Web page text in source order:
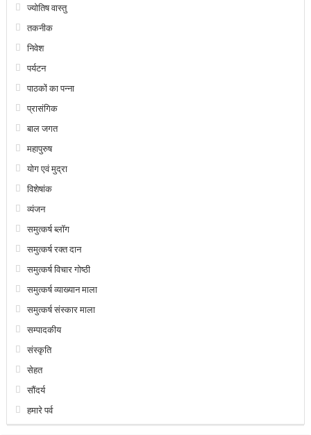
ज्योतिष वास्तु
तकनीक
निवेश
पर्यटन
पाठकों का पन्ना
प्रासंगिक
बाल जगत
महापुरुष
योग एवं मुद्रा
विशेषांक
व्यंजन
समुत्कर्ष ब्लॉग
समुत्कर्ष रक्त दान
समुत्कर्ष विचार गोष्ठी
समुत्कर्ष व्याख्यान माला
समुत्कर्ष संस्कार माला
सम्पादकीय
संस्कृति
सेहत
सौंदर्य
हमारे पर्व